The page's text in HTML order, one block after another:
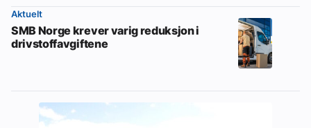
Aktuelt
SMB Norge krever varig reduksjon i
drivstoffavgiftene